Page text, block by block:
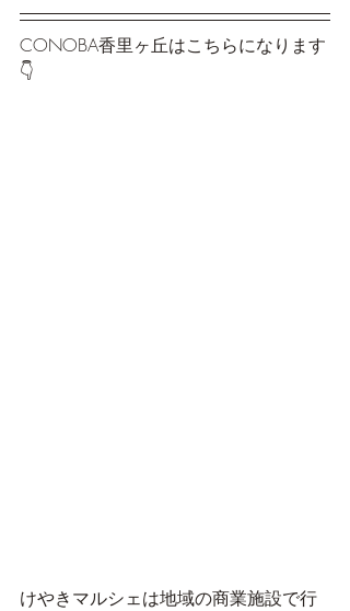
CONOBA香里ヶ丘はこちらになります
👇
けやきマルシェは地域の商業施設で行